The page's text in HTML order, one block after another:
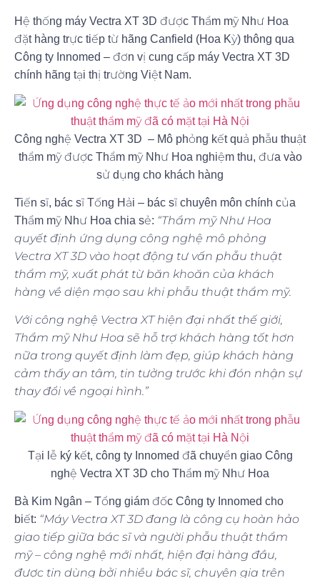
Hệ thống máy Vectra XT 3D được Thẩm mỹ Như Hoa
đặt hàng trực tiếp từ hãng Canfield (Hoa Kỳ) thông qua
Công ty Innomed – đơn vị cung cấp máy Vectra XT 3D
chính hãng tại thị trường Việt Nam.
Công nghệ Vectra XT 3D – Mô phỏng kết quả phẫu thuật
thẩm mỹ được Thẩm mỹ Như Hoa nghiệm thu, đưa vào
sử dụng cho khách hàng
Tiến sĩ, bác sĩ Tống Hải – bác sĩ chuyên môn chính của
Thẩm mỹ Như Hoa chia sẻ: “Thẩm mỹ Như Hoa
quyết định ứng dụng công nghệ mô phỏng
Vectra XT 3D vào hoạt động tư vấn phẫu thuật
thẩm mỹ, xuất phát từ băn khoăn của khách
hàng về diện mạo sau khi phẫu thuật thẩm mỹ.
Với công nghệ Vectra XT hiện đại nhất thế giới,
Thẩm mỹ Như Hoa sẽ hỗ trợ khách hàng tốt hơn
nữa trong quyết định làm đẹp, giúp khách hàng
cảm thấy an tâm, tin tưởng trước khi đón nhận sự
thay đổi về ngoại hình.”
Tại lễ ký kết, công ty Innomed đã chuyển giao Công
nghệ Vectra XT 3D cho Thẩm mỹ Như Hoa
Bà Kim Ngân – Tổng giám đốc Công ty Innomed cho
biết: “Máy Vectra XT 3D đang là công cụ hoàn hảo
giao tiếp giữa bác sĩ và người phẫu thuật thẩm
mỹ – công nghệ mới nhất, hiện đại hàng đầu,
được tin dùng bởi nhiều bác sĩ, chuyên gia trên